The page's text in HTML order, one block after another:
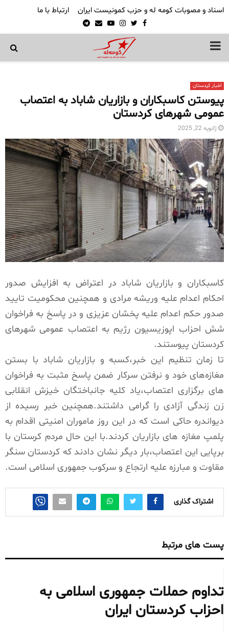
اسناد و مصوبات کومه له و حزب کمونیست ایران ارتباط با ما
Facebook
Twitter
Instagram
Youtube
Email
Telegram
PRIMARY
اخبار کردستان
پیوستن کاسبکاران و بازاریان شاباد به اعتصاب
عمومی شهرهای کردستان
ژانویه 22, 2025
کاسبکاران و بازاریان شاباد در اعتراض به افزایش صدور
احکام اعدام علیه وریشه مرادی و همچنین محکومیت تایید
صدور حکم اعدام علیه پخشان عزیزی و در پاسخ به فراخوان
شش احزاب اپوزیسیون رژیم به اعتصاب عمومی شهرهای
کردستان پیوستند.
تا زمان تنظیم این خبر،کسبه و بازاریان شاباد با بستن
مغازه‌های خود و نرفتن سرکار ضمن پاسخ مثبت به فراخوان
های برگزاری اعتصاب،یاد کلیه جانباختگان خیزش انقلابی
زن زندگی آزادی را گرامی داشتند.همچنین خبر رسیده از
دیواندره حاکی است که در این روز ماموران امنیتی اقدام به
پلمپ مغازه های بازاریان کردند.با این حال مردم کرستان با
برپایی این اعتصاب،بار دیگر نشان دادند که کردستان سنگر
مقاوت و مبارزه علیه ارتجاع و سرکوب جمهوری اسلامی است.
اشتراک گذاری
پست های مرتبط
تداوم حملات جمهوری اسلامی به
احزاب کردستان ایران